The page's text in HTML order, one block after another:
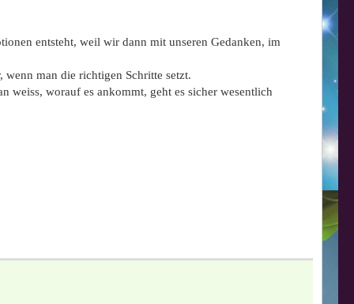
entsteht, weil wir dann mit unseren Gedanken, im
man die richtigen Schritte setzt.
weiss, worauf es ankommt, geht es sicher wesentlich